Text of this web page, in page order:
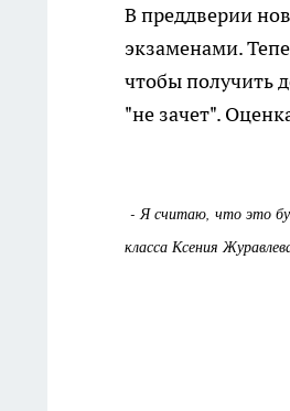
В преддверии
экзаменами.
чтобы получить
"не зачет".
- Я считаю, что это
класса Ксения